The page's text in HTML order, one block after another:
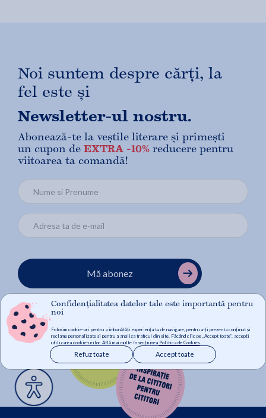
Confidențialitatea datelor tale este importantă pentru
noi
Folosim cookie-uri pentru a îmbunătăți experiența ta de navigare, pentru a-ți prezenta conținut și
reclame personalizate și pentru a analiza traficul din site. Făcând clic pe „Accept toate”, accepți
utilizarea cookie-urilor. Află mai multe în secțiunea Politica de Cookies.
Accept toate
Refuz toate
Noi suntem despre cărți, la
fel este și
Newsletter-ul nostru.
Abonează-te la veștile literare și primești
un cupon de EXTRA -10% reducere pentru
viitoarea ta comandă!
Mă abonez